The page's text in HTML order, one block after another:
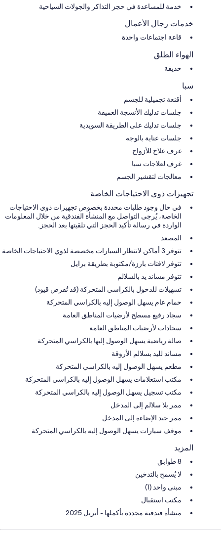
خدمة للمساعدة في حجز التذاكر والجولات السياحية
خدمات رجال الأعمال
قاعة اجتماعات واحدة
الهواء الطلق
حديقة
سبا
أقنعة تجميلية للجسم
جلسات تدليك الأنسجة العميقة
جلسات تدليك على الطريقة السويدية
جلسات عناية بالوجه
غرف علاج للأزواج
غرف لعلاجات سبا
معالجات لتقشير الجسم
تجهيزات ذوي الاحتياجات الخاصة
في حال وجود طلبات محددة بخصوص تجهيزات ذوي الاحتياجات
الخاصة، يُرجى التواصل مع المنشأة الفندقية من خلال المعلومات
الواردة في رسالة تأكيد الحجز التي تلقيتها بعد الحجز.
المصعد
تتوفر 3 أماكن لانتظار السيارات مخصصة لذوي الاحتياجات الخاصة
تتوفر لافتات بارزة/مكتوبة بطريقة برايل
تتوفر مساند يد بالسلالم
تسهيلات للدخول بالكراسي المتحركة (قد تُفرض قيود)
حمام عام يسهل الوصول إليه بالكراسي المتحركة
سجاد رفيع مسطح لأرضيات المناطق العامة
سجادات لأرضيات المناطق العامة
صالة رياضية يسهل الوصول إليها بالكراسي المتحركة
مساند لليد بسلالم الأروقة
مطعم يسهل الوصول إليه بالكراسي المتحركة
مكتب استعلامات يسهل الوصول إليه بالكراسي المتحركة
مكتب تسجيل يسهل الوصول إليه بالكراسي المتحركة
ممر بلا سلالم إلى المدخل
ممر جيد الإضاءة إلى المدخل
موقف سيارات يسهل الوصول إليه بالكراسي المتحركة
المزيد
8 طوابق
لا يُسمح بالتدخين
مبنى واحد (1)
مكتب استقبال
منشأة فندقية مجددة بأكملها - أبريل 2025